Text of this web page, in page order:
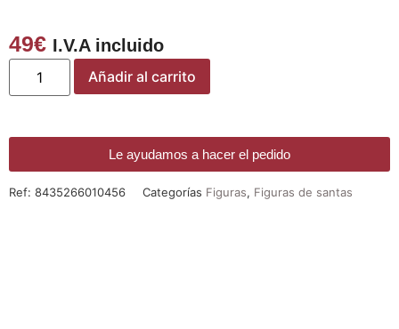
49€ I.V.A incluido
Añadir al carrito
Le ayudamos a hacer el pedido
Ref: 8435266010456 Categorías Figuras, Figuras de santas